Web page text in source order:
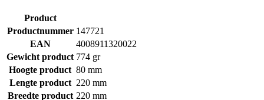
Product
Productnummer 147721
EAN
4008911320022
Gewicht product 774 gr
Hoogte product 80 mm
Lengte product 220 mm
Breedte product 220 mm